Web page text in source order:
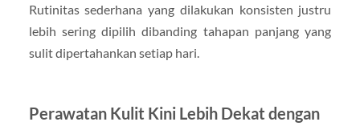
Rutinitas sederhana yang dilakukan konsisten justru
lebih sering dipilih dibanding tahapan panjang yang
sulit dipertahankan setiap hari.
Perawatan Kulit Kini Lebih Dekat dengan